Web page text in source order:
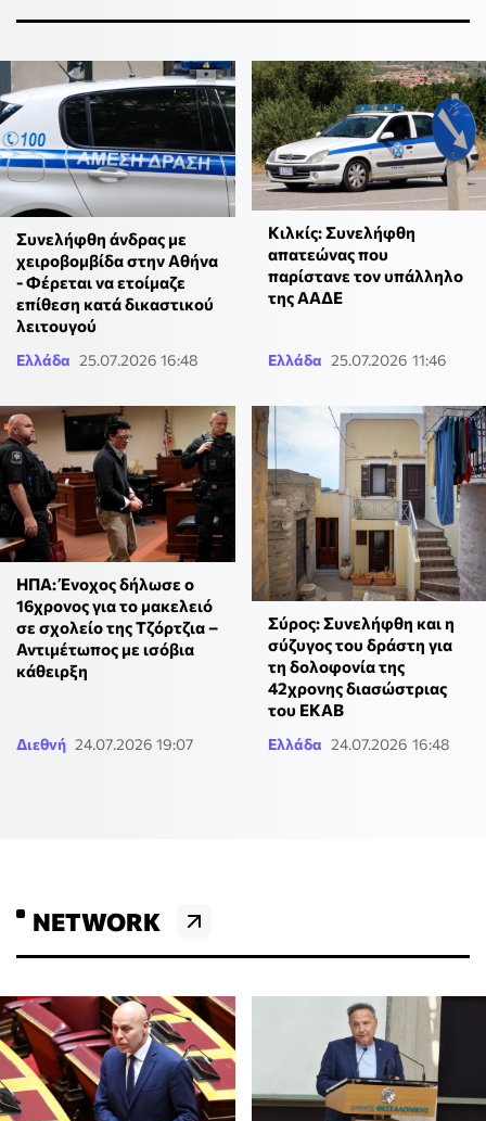
Συνελήφθη άνδρας με
χειροβομβίδα στην Αθήνα
- Φέρεται να ετοίμαζε
επίθεση κατά δικαστικού
λειτουγού
Ελλάδα 25.07.2026 16:48
Κιλκίς: Συνελήφθη
απατεώνας που
παρίστανε τον υπάλληλο
της ΑΑΔΕ
Ελλάδα 25.07.2026 11:46
ΗΠΑ: Ένοχος δήλωσε ο
16χρονος για το μακελειό
σε σχολείο της Τζόρτζια –
Αντιμέτωπος με ισόβια
κάθειρξη
Διεθνή 24.07.2026 19:07
Σύρος: Συνελήφθη και η
σύζυγος του δράστη για
τη δολοφονία της
42χρονης διασώστριας
του ΕΚΑΒ
Ελλάδα 24.07.2026 16:48
NETWORK